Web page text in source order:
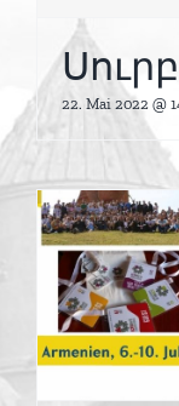
22. Mai 2022 @